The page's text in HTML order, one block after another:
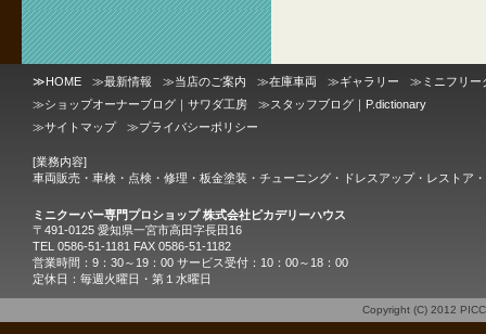
≫HOME ≫最新情報 ≫当店のご案内 ≫在庫車両 ≫ギャラリー ≫ ミニフリー
≫ショップオーナーブログ｜サワダ工房 ≫スタッフブログ｜P.dictionary
≫サイトマップ ≫プライバシーポリシー
[業務内容]
車両販売・車検・点検・修理・板金塗装・チューニング・ドレスアップ・レストア
ミニクーパー専門プロショップ 株式会社ピカデリーハウス
〒491-0125 愛知県一宮市高田字長田16
TEL 0586-51-1181 FAX 0586-51-1182
営業時間：9：30～19：00 サービス受付：10：00～18：00
定休日：毎週火曜日・第１水曜日
Copyright (C) 2012